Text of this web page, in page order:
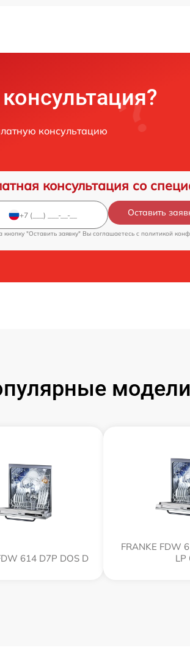
консультацию
консультация со
Оставить
"Оставить заявку" Вы соглашаетесь c политикой
614 D7P DOS D
FRANKE FDW
LP